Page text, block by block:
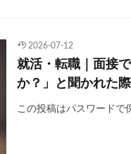
2026-07-12
就活・転職｜面接
か？」と聞かれた
この投稿はパスワードで